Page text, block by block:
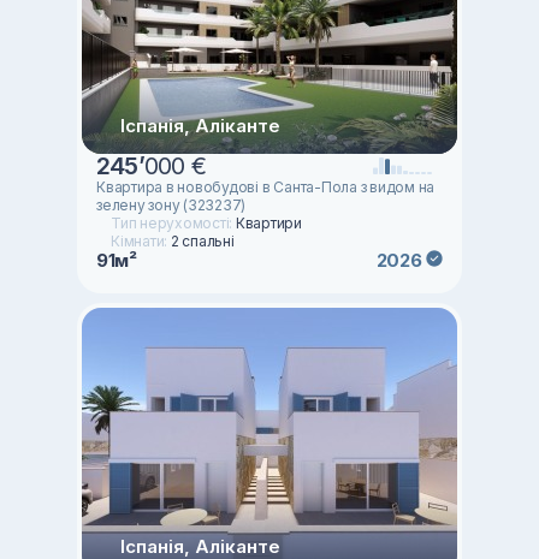
Іспанія, Аліканте
245’000 €
Квартира в новобудові в Санта-Пола з видом на
зелену зону (323237)
Тип нерухомості: Квартири
Кімнати: 2 спальні
91м² 2026
Іспанія, Аліканте